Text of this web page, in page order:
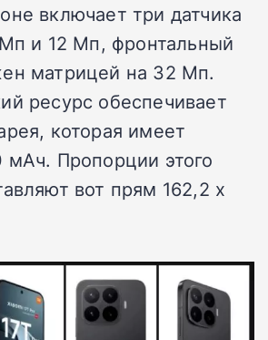
включает три датчика
и 12 Мп, фронтальный
матрицей на 32 Мп.
ресурс обеспечивает
которая имеет
мАч. Пропорции этого
вот прям 162,2 x